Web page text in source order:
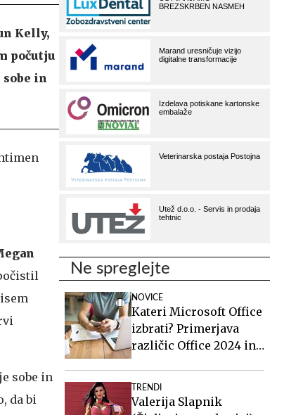
Kelly,
počutju
in
sobe in
da bi
Ne spreglejte
NOVICE
Kateri Microsoft Office
izbrati? Primerjava
različic Office 2024 in
TRENDI
Valerija Slapnik